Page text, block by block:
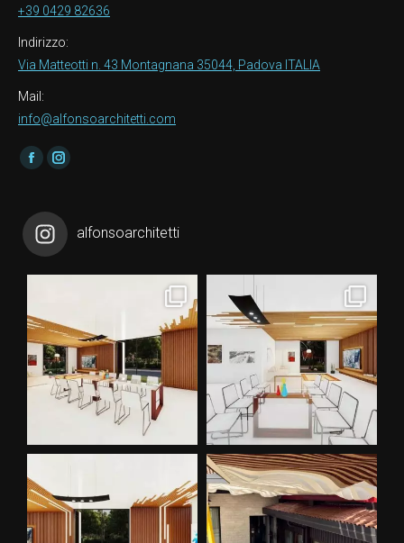
+39 0429 82636
Indirizzo:
Via Matteotti n. 43 Montagnana 35044, Padova ITALIA
Mail:
info@alfonsoarchitetti.com
Find us on:
FacebookInstagram
alfonsoarchitetti